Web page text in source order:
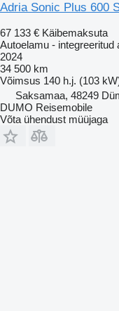
Adria Sonic Plus 600
67 133 € Käibemaksuta
Autoelamu - integreeritud
2024
34 500 km
Võimsus 140 h.j. (103
Saksamaa, 48249
DUMO Reisemobile
Võta ühendust müüjaga